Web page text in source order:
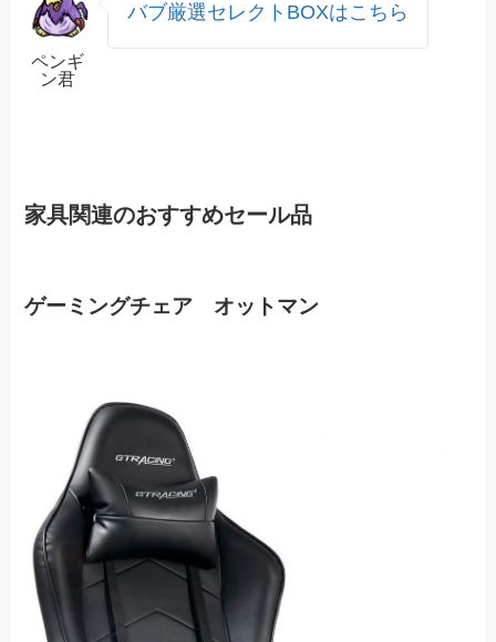
ペンギ
ン君
バブ厳選セレクトBOXはこちら
家具関連のおすすめセール品
ゲーミングチェア オットマン